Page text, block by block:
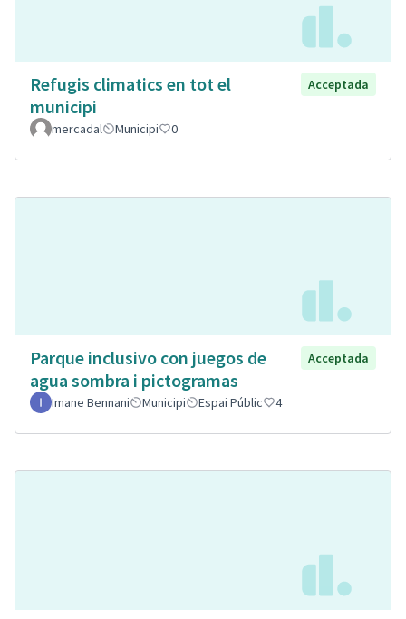
Refugis climatics en tot el
municipi
Acceptada
mercadal Municipi 0
Parque inclusivo con juegos de
agua sombra i pictogramas
Acceptada
Imane Bennani Municipi Espai Públic 4